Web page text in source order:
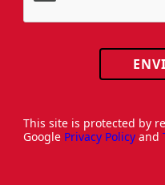
This site is protected by
Google Privacy Policy and